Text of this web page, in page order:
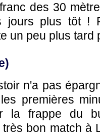
des 30
jours plus tôt !
un peu plus tard
n'a pas
premières
la frappe du
bon match à